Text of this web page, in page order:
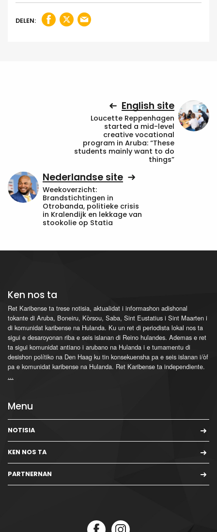
DELEN:
English site
Loucette Reppenhagen
started a mid-level
creative vocational
program in Aruba: “These
students mainly want to do
things”
Nederlandse site
Weekoverzicht:
Brandstichtingen in
Otrobanda, politieke crisis
in Kralendijk en lekkage van
stookolie op Statia
Ken nos ta
Ret Karibense ta trese notisia, aktualidat i informashon adishonal
tokante di Aruba, Boneiru, Kòrsou, Saba, Sint Eustatius i Sint Maarten i
di komunidat karibense na Hulanda. Ku un ret di periodista lokal nos ta
sigui e desaroyonan riba e seis islanan di Reino hulandes. Ademas e ret
ta sigui komunidat antiano i arubano na Hulanda i e tumamentu di
desishon polítiko na Den Haag ku tin konsekuensha pa e seis islanan i/òf
pa e komunidat karibense na Hulanda. Ret Karibense ta independiente.
...
Menu
NOTISIA
KEN NOS TA
PARTNERNAN